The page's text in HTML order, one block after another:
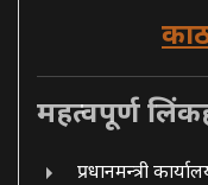
महत्वपूर्ण
प्रधानमन्त्री